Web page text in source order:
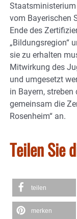
vom Bayerischen
Ende des
„Bildungsregion“
sie zu erhalten
Mitwirkung des
und umgesetzt
in Bayern,
gemeinsam die
Rosenheim“ an.
Teilen Sie
teilen
merken